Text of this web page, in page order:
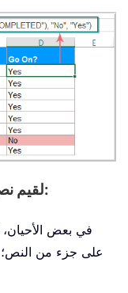
الحالة 3: دالة IF لقيم نصية بمطابقة جزئية:
في بعض الأحيان،
على جزء من النص؛